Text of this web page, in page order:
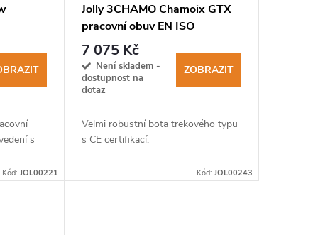
s
Kód: JOL00221
Jolly 3CHAMO Chamoix GTX
pracovní obuv EN ISO
20347:2012
7 075 Kč
Není skladem -
dostupnost na
dotaz
ZOBRAZIT
Velmi robustní bota trekového typu
s CE certifikací.
Kód: JOL00243